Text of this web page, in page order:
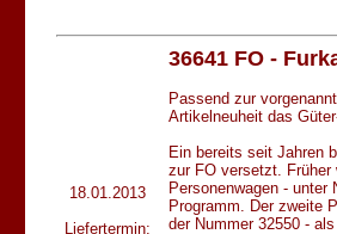
18.01.2013
Liefertermin:
36641 FO -
Passend zur
Artikelneuheit das
Ein bereits seit Jahren
zur FO versetzt. Früher
Personenwagen - unter
Programm. Der zweite
der Nummer 32550 -